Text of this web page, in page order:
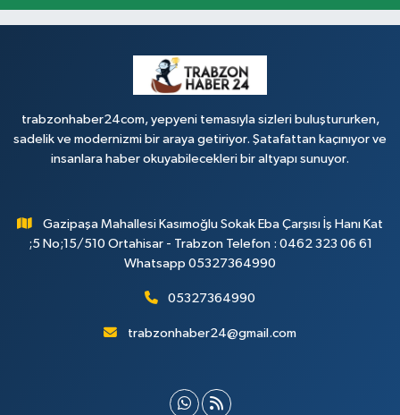
trabzonhaber24com, yepyeni temasıyla sizleri buluştururken,
sadelik ve modernizmi bir araya getiriyor. Şatafattan kaçınıyor ve
insanlara haber okuyabilecekleri bir altyapı sunuyor.
Gazipaşa Mahallesi Kasımoğlu Sokak Eba Çarşısı İş Hanı Kat
;5 No;15/510 Ortahisar - Trabzon Telefon : 0462 323 06 61
Whatsapp 05327364990
05327364990
trabzonhaber24@gmail.com